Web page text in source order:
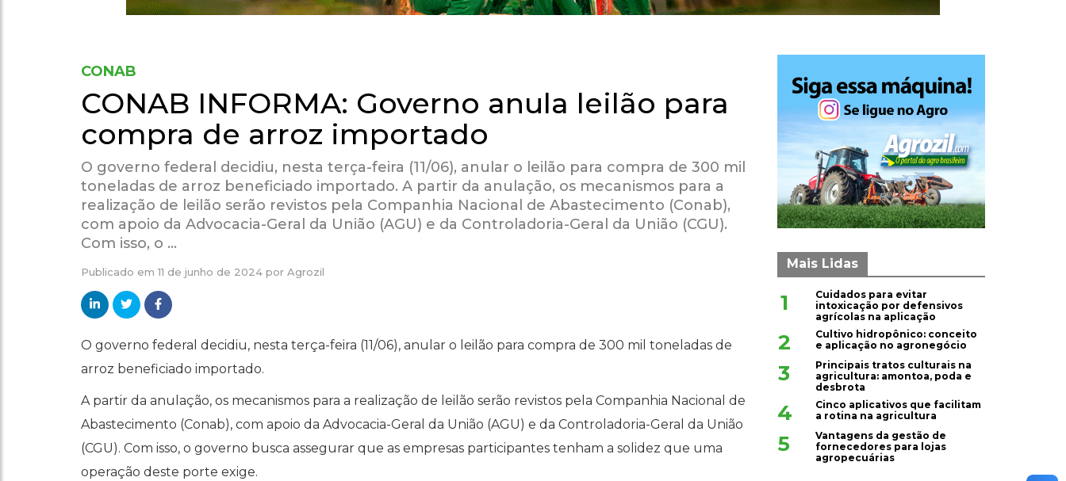
CONAB
CONAB INFORMA: Governo anula leilão para
compra de arroz importado
O governo federal decidiu, nesta terça-feira (11/06), anular o leilão para compra de 300 mil
toneladas de arroz beneficiado importado. A partir da anulação, os mecanismos para a
realização de leilão serão revistos pela Companhia Nacional de Abastecimento (Conab),
com apoio da Advocacia-Geral da União (AGU) e da Controladoria-Geral da União (CGU).
Com isso, o …
Publicado em11 de junho de 2024 por Agrozil
O governo federal decidiu, nesta terça-feira (11/06), anular o leilão para compra de 300 mil toneladas de
arroz beneficiado importado.
A partir da anulação, os mecanismos para a realização de leilão serão revistos pela Companhia Nacional de
Abastecimento (Conab), com apoio da Advocacia-Geral da União (AGU) e da Controladoria-Geral da União
(CGU). Com isso, o governo busca assegurar que as empresas participantes tenham a solidez que uma
operação deste porte exige.
Mais Lidas
1
Cuidados para evitar
intoxicação por defensivos
agrícolas na aplicação
2
Cultivo hidropônico: conceito
e aplicação no agronegócio
3
Principais tratos culturais na
agricultura: amontoa, poda e
desbrota
4
Cinco aplicativos que facilitam
a rotina na agricultura
5
Vantagens da gestão de
fornecedores para lojas
agropecuárias